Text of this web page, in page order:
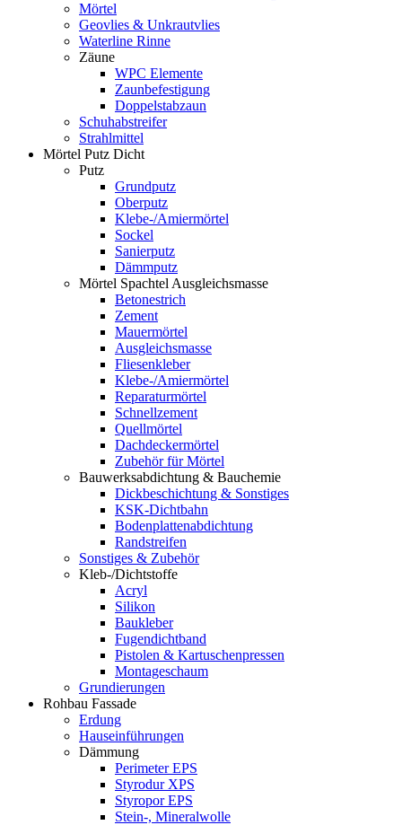
Mörtel
Geovlies & Unkrautvlies
Waterline Rinne
Zäune
WPC Elemente
Zaunbefestigung
Doppelstabzaun
Schuhabstreifer
Strahlmittel
Mörtel Putz Dicht
Putz
Grundputz
Oberputz
Klebe-/Amiermörtel
Sockel
Sanierputz
Dämmputz
Mörtel Spachtel Ausgleichsmasse
Betonestrich
Zement
Mauermörtel
Ausgleichsmasse
Fliesenkleber
Klebe-/Amiermörtel
Reparaturmörtel
Schnellzement
Quellmörtel
Dachdeckermörtel
Zubehör für Mörtel
Bauwerksabdichtung & Bauchemie
Dickbeschichtung & Sonstiges
KSK-Dichtbahn
Bodenplattenabdichtung
Randstreifen
Sonstiges & Zubehör
Kleb-/Dichtstoffe
Acryl
Silikon
Baukleber
Fugendichtband
Pistolen & Kartuschenpressen
Montageschaum
Grundierungen
Rohbau Fassade
Erdung
Hauseinführungen
Dämmung
Perimeter EPS
Styrodur XPS
Styropor EPS
Stein-, Mineralwolle